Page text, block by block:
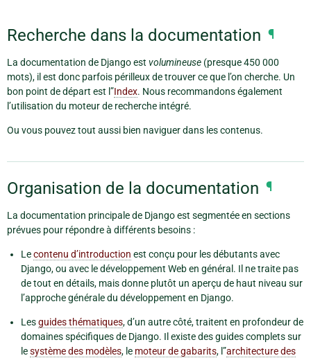
Recherche dans la documentation ¶
La documentation de Django est volumineuse (presque 450 000
mots), il est donc parfois périlleux de trouver ce que l’on cherche. Un
bon point de départ est l”Index. Nous recommandons également
l’utilisation du moteur de recherche intégré.
Ou vous pouvez tout aussi bien naviguer dans les contenus.
Organisation de la documentation ¶
La documentation principale de Django est segmentée en sections
prévues pour répondre à différents besoins :
Lecontenu d’introduction est conçu pour les débutants avec
Django, ou avec le développement Web en général. Il ne traite pas
de tout en détails, mais donne plutôt un aperçu de haut niveau sur
l’approche générale du développement en Django.
Lesguides thématiques, d’un autre côté, traitent en profondeur de
domaines spécifiques de Django. Il existe des guides complets sur
lesystème des modèles, le moteur de gabarits, l”architecture des